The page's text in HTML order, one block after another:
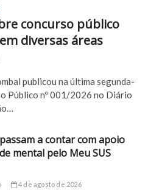
concurso público
diversas áreas
publicou na última segunda-
Público nº 001/2026 no Diário
a contar com apoio
mental pelo Meu SUS
4 de agosto de 2026